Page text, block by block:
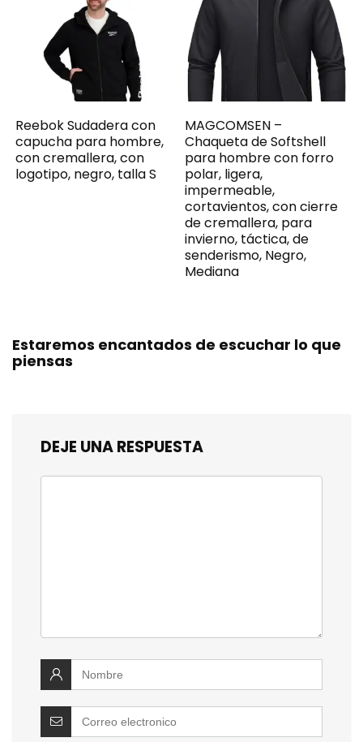
Reebok Sudadera con
capucha para hombre,
con cremallera, con
logotipo, negro, talla S
MAGCOMSEN –
Chaqueta de Softshell
para hombre con forro
polar, ligera,
impermeable,
cortavientos, con cierre
de cremallera, para
invierno, táctica, de
senderismo, Negro,
Mediana
Estaremos encantados de escuchar lo que
piensas
DEJE UNA RESPUESTA